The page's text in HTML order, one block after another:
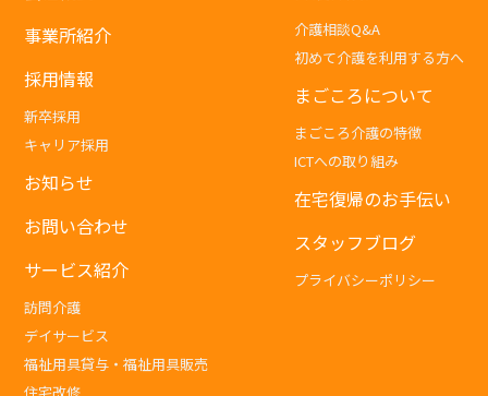
事業所紹介
採用情報
新卒採用
キャリア採用
お知らせ
お問い合わせ
サービス紹介
訪問介護
デイサービス
福祉用具貸与・福祉用具販売
介護相談Q&A
初めて介護を利用する方へ
まごころについて
まごころ介護の特徴
ICTへの取り組み
在宅復帰のお手伝い
スタッフブログ
プライバシーポリシー